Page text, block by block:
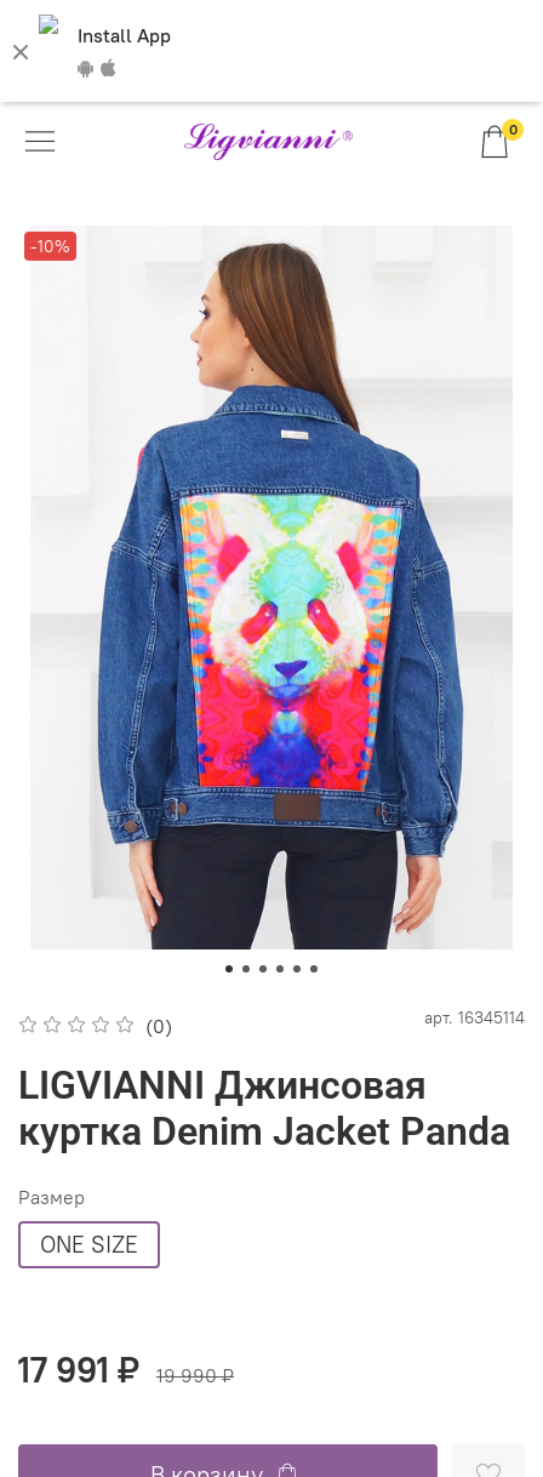
Install App
0
-10%
(0) арт. 16345114
LIGVIANNI Джинсовая
куртка Denim Jacket Panda
Размер
ONE SIZE
17 991 ₽ 19 990 ₽